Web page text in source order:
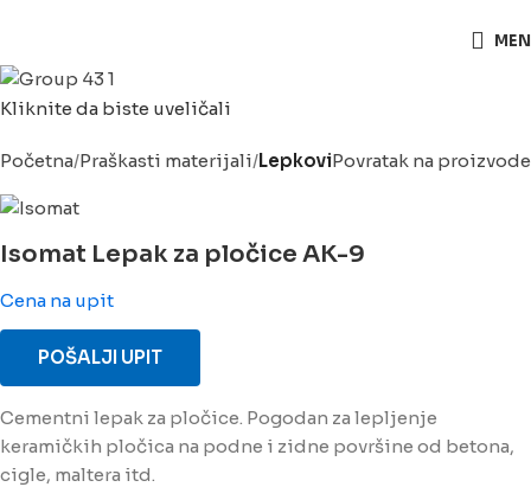
Kliknite da biste uveličali
Početna Praškasti materijali LepkoviPovratak na proizvode
Isomat Lepak za pločice AK-9
Cena na upit
POŠALJI UPIT
Cementni lepak za pločice. Pogodan za lepljenje
keramičkih pločica na podne i zidne površine od betona,
cigle, maltera itd.